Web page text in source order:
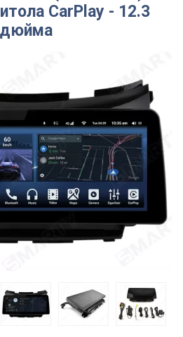
CarPlay - 12.3
дюйма